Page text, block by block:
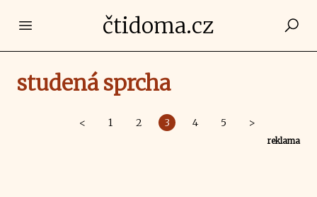
Open main menučtidoma.cz
studená sprcha
< 1 2 3 4 5 >
reklama